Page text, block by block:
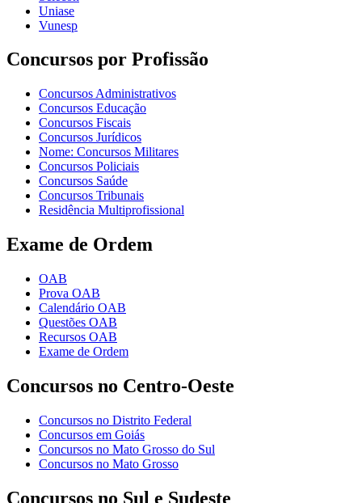
Uniase
Vunesp
Concursos por Profissão
Concursos Administrativos
Concursos Educação
Concursos Fiscais
Concursos Jurídicos
Nome: Concursos Militares
Concursos Policiais
Concursos Saúde
Concursos Tribunais
Residência Multiprofissional
Exame de Ordem
OAB
Prova OAB
Calendário OAB
Questões OAB
Recursos OAB
Exame de Ordem
Concursos no Centro-Oeste
Concursos no Distrito Federal
Concursos em Goiás
Concursos no Mato Grosso do Sul
Concursos no Mato Grosso
Concursos no Sul e Sudeste